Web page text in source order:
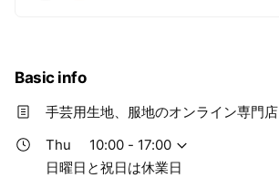
Basic info
手芸用生地、服地のオンライン専門店
Thu
10:00 - 17:00
日曜日と祝日は休業日